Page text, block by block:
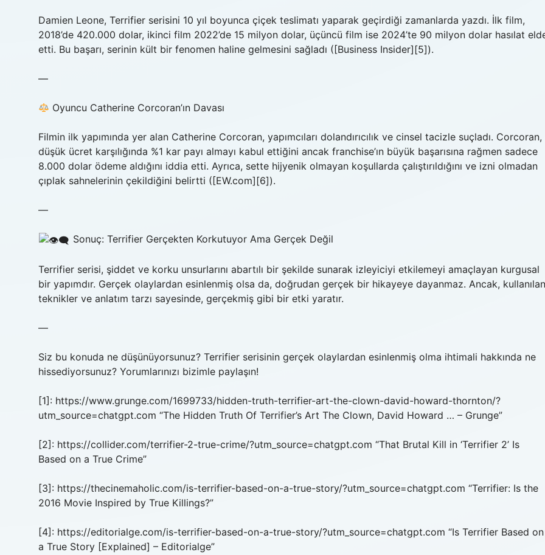
Damien Leone, Terrifier serisini 10 yıl boyunca çiçek teslimatı yaparak geçirdiği zamanlarda yazdı. İlk film,
2018’de 420.000 dolar, ikinci film 2022’de 15 milyon dolar, üçüncü film ise 2024’te 90 milyon dolar hasılat
etti. Bu başarı, serinin kült bir fenomen haline gelmesini sağladı ([Business Insider][5]).
—
Oyuncu Catherine Corcoran’ın Davası
Filmin ilk yapımında yer alan Catherine Corcoran, yapımcıları dolandırıcılık ve cinsel tacizle suçladı. Corcoran,
düşük ücret karşılığında %1 kar payı almayı kabul ettiğini ancak franchise’ın büyük başarısına rağmen sadece
8.000 dolar ödeme aldığını iddia etti. Ayrıca, sette hijyenik olmayan koşullarda çalıştırıldığını ve izni olmadan
çıplak sahnelerinin çekildiğini belirtti ([EW.com][6]).
—
Sonuç: Terrifier Gerçekten Korkutuyor Ama Gerçek Değil
Terrifier serisi, şiddet ve korku unsurlarını abartılı bir şekilde sunarak izleyiciyi etkilemeyi amaçlayan kurgusal
bir yapımdır. Gerçek olaylardan esinlenmiş olsa da, doğrudan gerçek bir hikayeye dayanmaz. Ancak, kullanılan
teknikler ve anlatım tarzı sayesinde, gerçekmiş gibi bir etki yaratır.
—
Siz bu konuda ne düşünüyorsunuz? Terrifier serisinin gerçek olaylardan esinlenmiş olma ihtimali hakkında ne
hissediyorsunuz? Yorumlarınızı bizimle paylaşın!
[1]: https://www.grunge.com/1699733/hidden-truth-terrifier-art-the-clown-david-howard-thornton/?
utm_source=chatgpt.com “The Hidden Truth Of Terrifier’s Art The Clown, David Howard … – Grunge”
[2]: https://collider.com/terrifier-2-true-crime/?utm_source=chatgpt.com “That Brutal Kill in ‘Terrifier 2’ Is
Based on a True Crime”
[3]: https://thecinemaholic.com/is-terrifier-based-on-a-true-story/?utm_source=chatgpt.com “Terrifier: Is the
2016 Movie Inspired by True Killings?”
[4]: https://editorialge.com/is-terrifier-based-on-a-true-story/?utm_source=chatgpt.com “Is Terrifier Based on
a True Story [Explained] – Editorialge”